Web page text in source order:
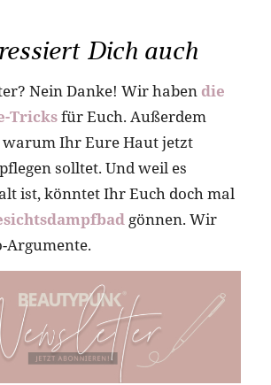
Dich auch
Nein Danke! Wir haben die
Tricksfür Euch. Außerdem
Ihr Eure Haut jetzt
solltet. Und weil es
ist, könntet Ihr Euch doch mal
gönnen. Wir
Argumente.